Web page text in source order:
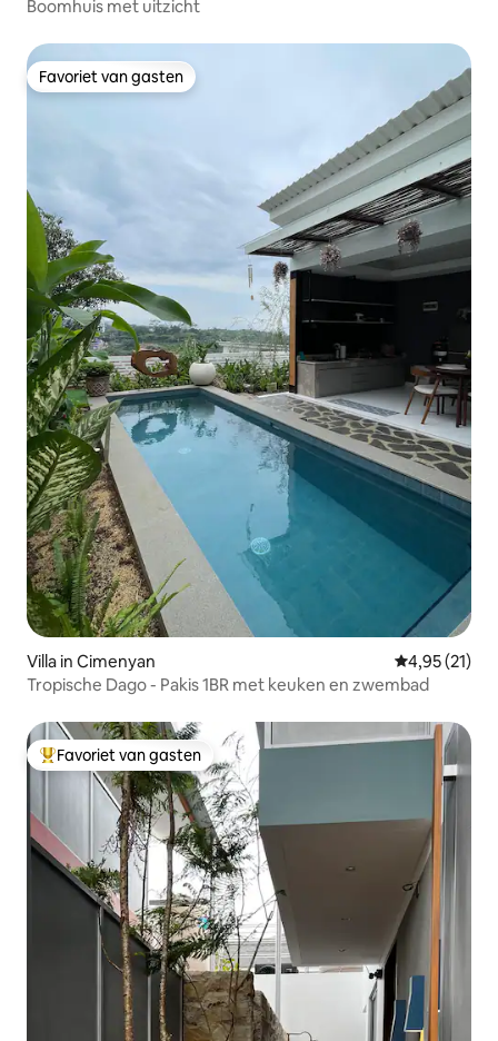
Boomhuis met uitzicht
Favoriet van gasten
Favoriet van gasten
Villa in Cimenyan Gemiddelde
4,95 (21)
Tropische Dago - Pakis 1BR met keuken en zwembad
Topfavoriet van gasten
Favoriet van gasten